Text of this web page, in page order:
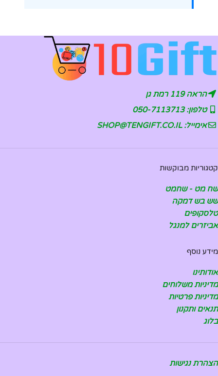
הראה 119 רמת גן
טלפון: 050-7113713
אימייל: SHOP@TENGIFT.CO.IL
קטגוריות מבוקשות
שח מט - שחמט
שש בש דמקה
טלסקופים
אביזרים למנגל
מידע נוסף
אודותינו
מדיניות משלוחים
מדיניות פרטיות
תנאים ותקנון
בלוג
הצהרת נגישות